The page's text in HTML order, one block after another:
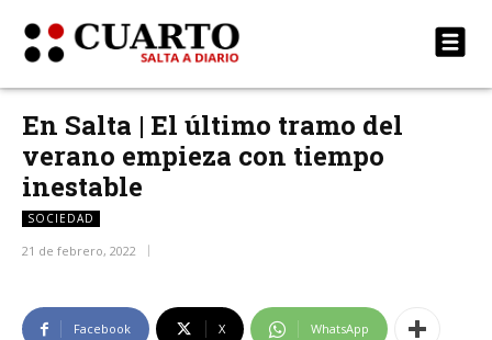
En Salta | El último tramo del
verano empieza con tiempo
inestable
SOCIEDAD
21 de febrero, 2022
Facebook X WhatsApp